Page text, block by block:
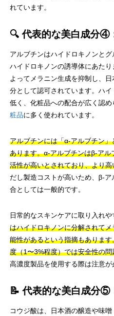
れています。
🔍 代表的な美白成分④
アルブチンはハイドロキノンとグ
ハイドロキノンの誘導体にあた
よってメラニン生成を抑制し、
分として認可されています。ハ
低く、化粧品への配合が広く認め
粧品に多く使われています。
アルブチンには「α-アルブチン
あります。α-アルブチンはβ-ア
活性が高いとされており、より
だし製造コストが高いため、β-
合としては一般的です。
日常的なスキンケアに取り入れや
はハイドロキノンに分解されて
能性があるという指摘もありま
度（1〜3%程度）では安全性の
高濃度製品を使用する際は注意が
📝 代表的な美白成分⑤
コウジ酸は、日本酒の醸造や味